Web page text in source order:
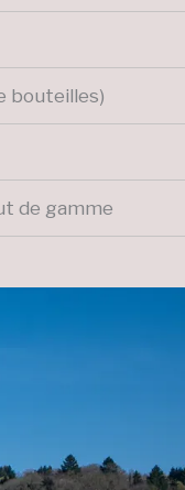
bouteilles)
de gamme